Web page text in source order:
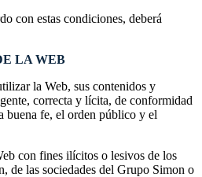
con estas condiciones, deberá
LA WEB
la Web, sus contenidos y
correcta y lícita, de conformidad
buena fe, el orden público y el
con fines ilícitos o lesivos de los
de las sociedades del Grupo Simon o